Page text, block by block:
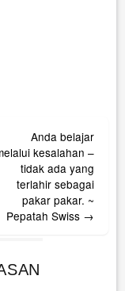
Anda belajar
kesalahan –
tidak ada yang
terlahir sebagai
pakar pakar. ~
Pepatah Swiss →